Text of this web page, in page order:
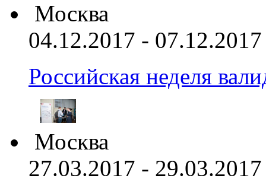
Москва
04.12.2017 - 07.12.2017
Российская неделя
Москва
27.03.2017 - 29.03.2017